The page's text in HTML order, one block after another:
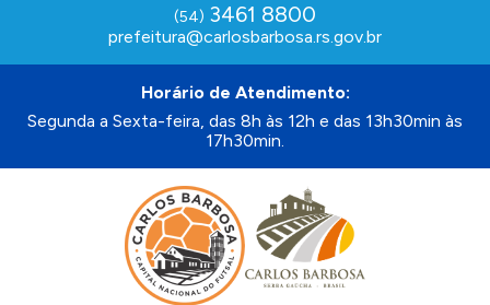
(54) 3461 8800
prefeitura@carlosbarbosa.rs.gov.br
Horário de Atendimento:
Segunda a Sexta-feira, das 8h às 12h e das 13h30min às
17h30min.